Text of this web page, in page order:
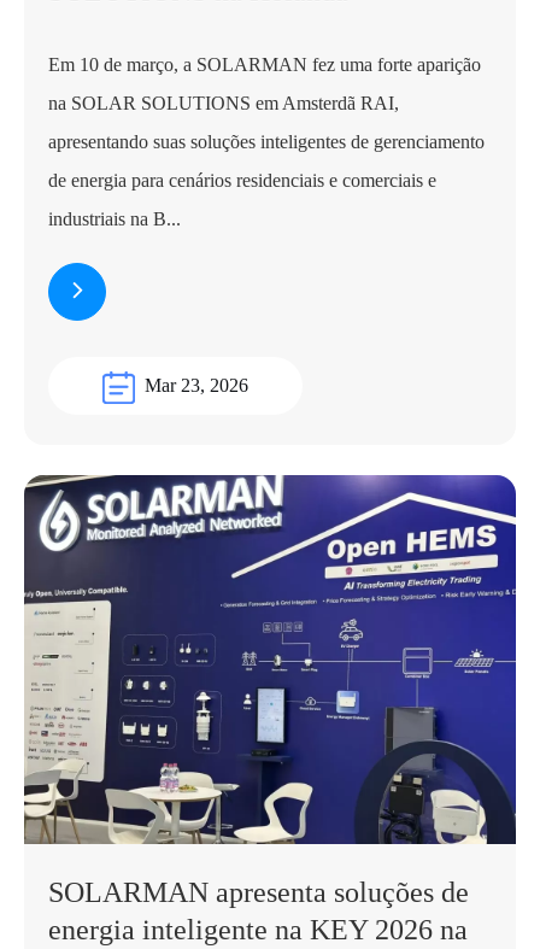
Em 10 de março, a SOLARMAN fez uma forte aparição
na SOLAR SOLUTIONS em Amsterdã RAI,
apresentando suas soluções inteligentes de gerenciamento
de energia para cenários residenciais e comerciais e
industriais na B...
Mar 23, 2026
SOLARMAN apresenta soluções de
energia inteligente na KEY 2026 na